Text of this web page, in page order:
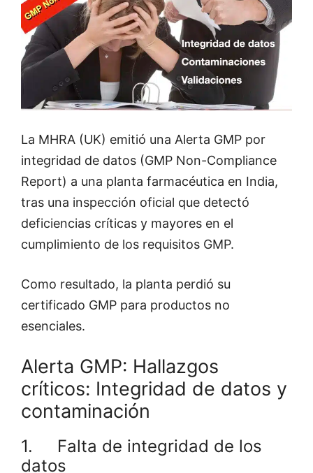
La MHRA (UK) emitió una Alerta GMP por
integridad de datos (GMP Non-Compliance
Report) a una planta farmacéutica en India,
tras una inspección oficial que detectó
deficiencias críticas y mayores en el
cumplimiento de los requisitos GMP.
Como resultado, la planta perdió su
certificado GMP para productos no
esenciales.
Alerta GMP: Hallazgos
críticos: Integridad de datos y
contaminación
1. Falta de integridad de los
datos